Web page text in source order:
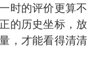
时的评价更算不
的历史坐标，放
，才能看得清清